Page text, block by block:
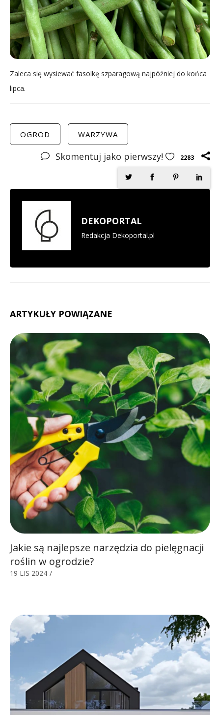
Zaleca się wysiewać fasolkę szparagową najpóźniej do końca
lipca.
OGROD WARZYWA
Skomentuj jako pierwszy! 2283
DEKOPORTAL
Redakcja Dekoportal.pl
ARTYKUŁY POWIĄZANE
Jakie są najlepsze narzędzia do pielęgnacji
roślin w ogrodzie?
19 LIS 2024 /